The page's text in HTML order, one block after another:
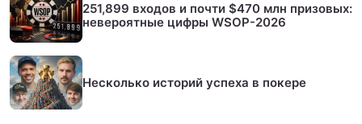
251,899 входов и почти $470 млн призовых:
невероятные цифры WSOP-2026
Несколько историй успеха в покере